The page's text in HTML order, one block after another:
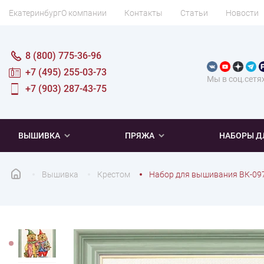
ЕкатеринбургО компании Контакты Статьи Новости
Мы в
8 (800) 775-36-96
+7 (495) 255-03-73
+7 (903) 287-43-75
ВЫШИВКА ПРЯЖА НАБОРЫ
Вышивка Крестом Набор для вышивания ВК-